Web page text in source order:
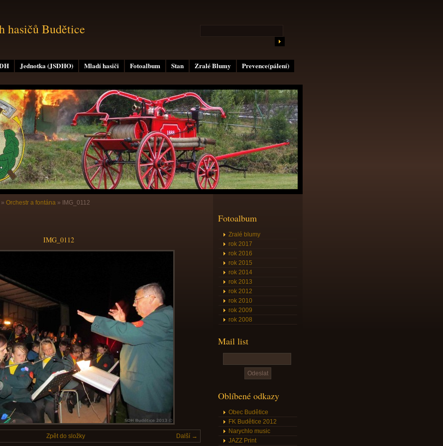
Jednotka (JSDHO) Mladí hasiči Fotoalbum Stan Zralé Blumy
Prevence(pálení)
hasičů Budětice
Fotoalbum
Zralé blumy
rok 2017
rok 2016
rok 2015
rok 2014
rok 2013
rok 2012
rok 2010
rok 2009
rok 2008
Mail list
Oblíbené odkazy
Obec Budětice
FK Budětice 2012
Narychlo music
JAZZ Print
» Orchestr a fontána » IMG_0112
IMG_0112
Další →
Zpět do složky